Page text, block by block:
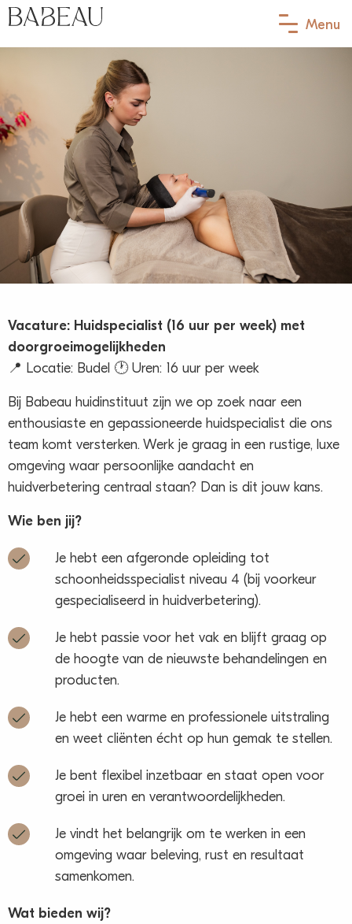
Behandelingen
Ik heb last van…
Babeau membership
Contact
Afspraak maken
Jouw eerste afspraak
Meet the team
Menu
Vacature: Huidspecialist (16 uur per week) met
doorgroeimogelijkheden
📍 Locatie: Budel 🕐 Uren: 16 uur per week
Bij Babeau huidinstituut zijn we op zoek naar een
enthousiaste en gepassioneerde huidspecialist die ons
team komt versterken. Werk je graag in een rustige, luxe
omgeving waar persoonlijke aandacht en
huidverbetering centraal staan? Dan is dit jouw kans.
Wie ben jij?
Je hebt een afgeronde opleiding tot
schoonheidsspecialist niveau 4 (bij voorkeur
gespecialiseerd in huidverbetering).
Je hebt passie voor het vak en blijft graag op
de hoogte van de nieuwste behandelingen en
producten.
Je hebt een warme en professionele uitstraling
en weet cliënten écht op hun gemak te stellen.
Je bent flexibel inzetbaar en staat open voor
groei in uren en verantwoordelijkheden.
Je vindt het belangrijk om te werken in een
omgeving waar beleving, rust en resultaat
samenkomen.
Wat bieden wij?